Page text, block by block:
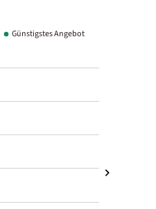
Günstigstes Angebot